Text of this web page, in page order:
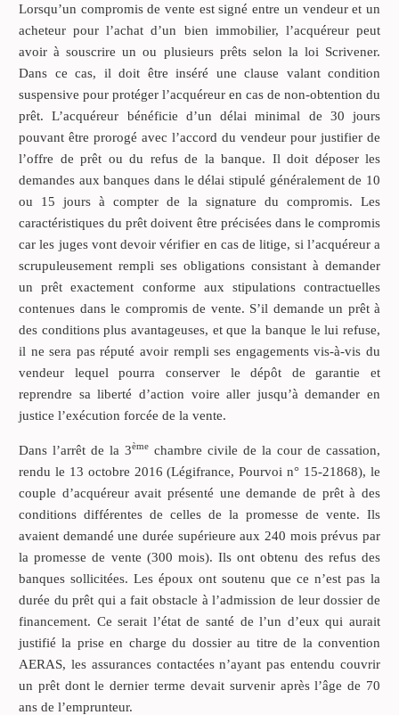
Lorsqu’un compromis de vente est signé entre un vendeur et un
acheteur pour l’achat d’un bien immobilier, l’acquéreur peut
avoir à souscrire un ou plusieurs prêts selon la loi Scrivener.
Dans ce cas, il doit être inséré une clause valant condition
suspensive pour protéger l’acquéreur en cas de non-obtention du
prêt. L’acquéreur bénéficie d’un délai minimal de 30 jours
pouvant être prorogé avec l’accord du vendeur pour justifier de
l’offre de prêt ou du refus de la banque. Il doit déposer les
demandes aux banques dans le délai stipulé généralement de 10
ou 15 jours à compter de la signature du compromis. Les
caractéristiques du prêt doivent être précisées dans le compromis
car les juges vont devoir vérifier en cas de litige, si l’acquéreur a
scrupuleusement rempli ses obligations consistant à demander
un prêt exactement conforme aux stipulations contractuelles
contenues dans le compromis de vente. S’il demande un prêt à
des conditions plus avantageuses, et que la banque le lui refuse,
il ne sera pas réputé avoir rempli ses engagements vis-à-vis du
vendeur lequel pourra conserver le dépôt de garantie et
reprendre sa liberté d’action voire aller jusqu’à demander en
justice l’exécution forcée de la vente.
Dans l’arrêt de la 3ème chambre civile de la cour de cassation,
rendu le 13 octobre 2016 (Légifrance, Pourvoi n° 15-21868), le
couple d’acquéreur avait présenté une demande de prêt à des
conditions différentes de celles de la promesse de vente. Ils
avaient demandé une durée supérieure aux 240 mois prévus par
la promesse de vente (300 mois). Ils ont obtenu des refus des
banques sollicitées. Les époux ont soutenu que ce n’est pas la
durée du prêt qui a fait obstacle à l’admission de leur dossier de
financement. Ce serait l’état de santé de l’un d’eux qui aurait
justifié la prise en charge du dossier au titre de la convention
AERAS, les assurances contactées n’ayant pas entendu couvrir
un prêt dont le dernier terme devait survenir après l’âge de 70
ans de l’emprunteur.